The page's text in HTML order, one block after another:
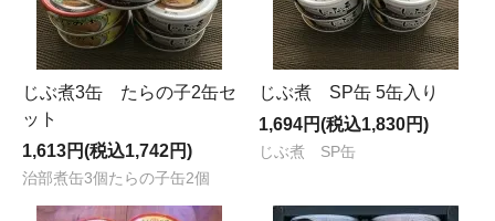
じぶ煮3缶 たらの子2缶セ
ット
1,613円(税込1,742円)
治部煮缶3個たらの子缶2個
じぶ煮 SP缶 5缶入り
1,694円(税込1,830円)
じぶ煮 SP缶